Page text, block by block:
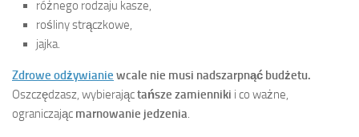
różnego rodzaju kasze,
rośliny strączkowe,
jajka.
Zdrowe odżywianie wcale nie musi nadszarpnąć budżetu.
Oszczędzasz, wybierająctańsze zamienniki i co ważne,
ograniczając marnowanie jedzenia.